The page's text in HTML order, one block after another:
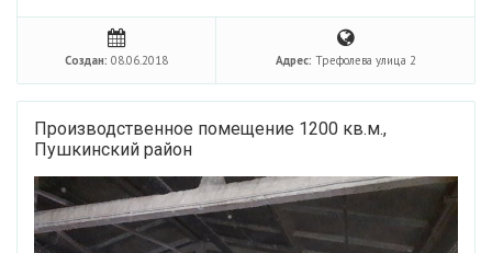
Создан: 08.06.2018 Адрес: Трефолева улица 2
Производственное помещение 1200 кв.м.,
Пушкинский район